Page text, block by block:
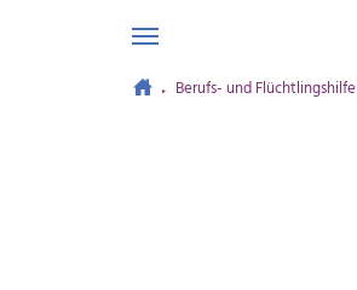
Berufs- und Flüchtlingshilfe